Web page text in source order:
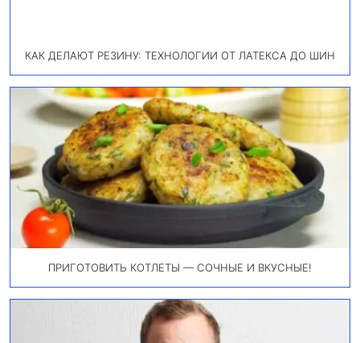
КАК ДЕЛАЮТ РЕЗИНУ: ТЕХНОЛОГИИ ОТ ЛАТЕКСА ДО ШИН
ПРИГОТОВИТЬ КОТЛЕТЫ — СОЧНЫЕ И ВКУСНЫЕ!